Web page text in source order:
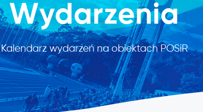
Wydarzenia
Kalendarz wydarzeń na obiektach POSiR